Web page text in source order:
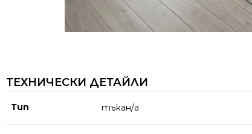
ТЕХНИЧЕСКИ ДЕТАЙЛИ
Тип тъкан/а